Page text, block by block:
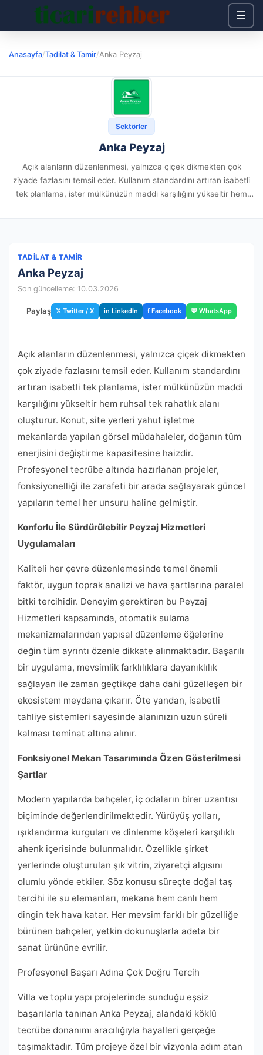
☰
Anasayfa/Tadilat & Tamir/Anka Peyzaj
Sektörler
Anka Peyzaj
Açık alanların düzenlenmesi, yalnızca çiçek dikmekten çok
ziyade fazlasını temsil eder. Kullanım standardını artıran isabetli
tek planlama, ister mülkünüzün maddi karşılığını yükseltir hem
TADILAT & TAMIR
Anka Peyzaj
Son güncelleme: 10.03.2026
Paylaş 𝕏 Twitter / X in LinkedIn f Facebook 💬 WhatsApp
Açık alanların düzenlenmesi, yalnızca çiçek dikmekten
çok ziyade fazlasını temsil eder. Kullanım standardını
artıran isabetli tek planlama, ister mülkünüzün maddi
karşılığını yükseltir hem ruhsal tek rahatlık alanı
oluşturur. Konut, site yerleri yahut işletme
mekanlarda yapılan görsel müdahaleler, doğanın tüm
enerjisini değiştirme kapasitesine haizdir.
Profesyonel tecrübe altında hazırlanan projeler,
fonksiyonelliği ile zarafeti bir arada sağlayarak güncel
yapıların temel her unsuru haline gelmiştir.
Konforlu İle Sürdürülebilir Peyzaj Hizmetleri
Uygulamaları
Kaliteli her çevre düzenlemesinde temel önemli
faktör, uygun toprak analizi ve hava şartlarına paralel
bitki tercihidir. Deneyim gerektiren bu Peyzaj
Hizmetleri kapsamında, otomatik sulama
mekanizmalarından yapısal düzenleme öğelerine
değin tüm ayrıntı özenle dikkate alınmaktadır. Başarılı
bir uygulama, mevsimlik farklılıklara dayanıklılık
sağlayan ile zaman geçtikçe daha dahi güzelleşen bir
ekosistem meydana çıkarır. Öte yandan, isabetli
tahliye sistemleri sayesinde alanınızın uzun süreli
kalması teminat altına alınır.
Fonksiyonel Mekan Tasarımında Özen Gösterilmesi
Şartlar
Modern yapılarda bahçeler, iç odaların birer uzantısı
biçiminde değerlendirilmektedir. Yürüyüş yolları,
ışıklandırma kurguları ve dinlenme köşeleri karşılıklı
ahenk içerisinde bulunmalıdır. Özellikle şirket
yerlerinde oluşturulan şık vitrin, ziyaretçi algısını
olumlu yönde etkiler. Söz konusu süreçte doğal taş
tercihi ile su elemanları, mekana hem canlı hem
dingin tek hava katar. Her mevsim farklı bir güzelliğe
bürünen bahçeler, yetkin dokunuşlarla adeta bir
sanat ürününe evrilir.
Profesyonel Başarı Adına Çok Doğru Tercih
Villa ve toplu yapı projelerinde sunduğu eşsiz
başarılarla tanınan Anka Peyzaj, alandaki köklü
tecrübe donanımı aracılığıyla hayalleri gerçeğe
taşımaktadır. Tüm projeye özel bir vizyonla adım atan